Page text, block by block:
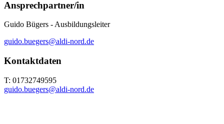
Ansprechpartner/in
Guido Bügers - Ausbildungsleiter
guido.buegers@aldi-nord.de
Kontaktdaten
T: 01732749595
guido.buegers@aldi-nord.de